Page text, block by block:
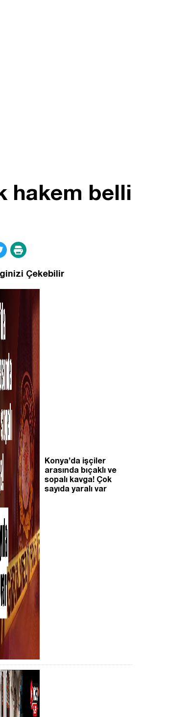
hakem belli
Çekebilir
Konya’da işçiler
arasında bıçaklı ve
sopalı kavga! Çok
sayıda yaralı var